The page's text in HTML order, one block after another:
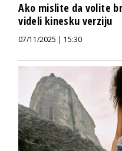
Ako mislite da volite
videli kinesku verziju
07/11/2025 | 15:30